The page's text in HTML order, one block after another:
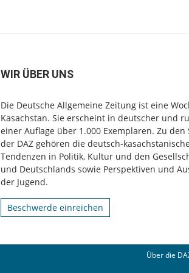
WIR ÜBER UNS
Die Deutsche Allgemeine Zeitung ist eine
Kasachstan. Sie erscheint in deutscher und
einer Auflage über 1.000 Exemplaren. Zu
der DAZ gehören die deutsch-
Tendenzen in Politik, Kultur und den
und Deutschlands sowie Perspektiven und
der Jugend.
Beschwerde einreichen
Über die